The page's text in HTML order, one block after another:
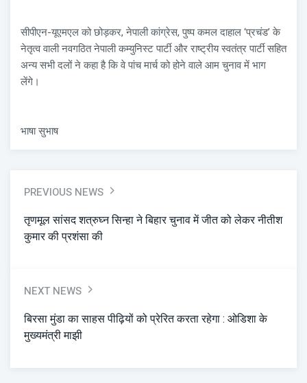
सीपीएन-यूएमएल को छोड़कर, नेपाली कांग्रेस, पुष्प कमल दाहाल ‘प्रचंड’ के
नेतृत्व वाली नवगठित नेपाली कम्युनिस्ट पार्टी और राष्ट्रीय स्वतंत्र पार्टी सहित
अन्य सभी दलों ने कहा है कि वे पांच मार्च को होने वाले आम चुनाव में भाग
लेंगे।
भाषा सुभाष
PREVIOUS NEWS
तृणमूल सांसद शत्रुघ्न सिन्हा ने बिहार चुनाव में जीत को लेकर नीतीश
कुमार की प्रशंसा की
NEXT NEWS
बिरसा मुंडा का साहस पीढ़ियों को प्रेरित करता रहेगा : ओडिशा के
मुख्यमंत्री माझी